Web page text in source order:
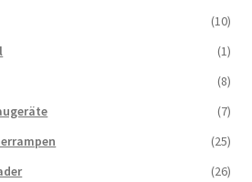
(10)
(1)
(8)
(7)
(25)
(26)